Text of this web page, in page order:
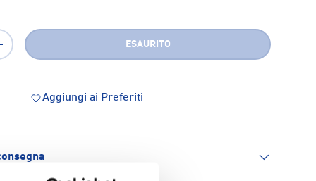
ESAURITO
Aggiungi ai Preferiti